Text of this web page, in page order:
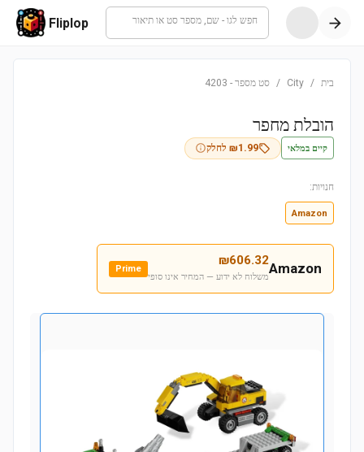
חפש לגו - שם, מספר סט או תיאור Fliplop
בית /
City
/ סט מספר -
4203
הובלת מחפר
קיים במלאי ₪1.99 לחלק
חנויות:
Amazon
Amazon
₪606.32
משלוח לא ידוע — המחיר אינו סופי
Prime